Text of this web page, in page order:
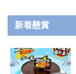
新着懸賞